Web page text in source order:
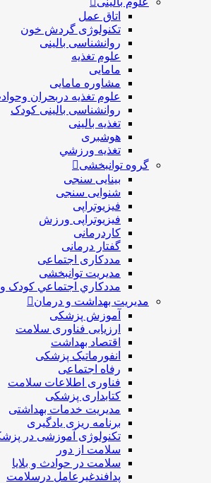
اتاق عمل
تکنولوژی گردش خون
روانشناسی بالینی
علوم تغذیه
مامایی
مشاوره مامایی
علوم تغذیه دربحران
روانشناسی بالینی کودک
تغذیه بالینی
هوشبری
تغذيه ورزشي
گروه توانبخشی
بینایی سنجی
شنوایی سنجی
فیزیوتراپی
فیزیوتراپی ورزش
کاردرمانی
گفتار درمانی
مددکاری اجتماعی
مديريت توانبخشی
مددکاري اجتماعي کودک و
مدیریت بهداشت و درمان
آموزش پزشکی
ارزیابی فناوری سلامت
اقتصاد بهداشت
انفورماتیک پزشکی
رفاه اجتماعی
فناوری اطلاعات سلامت
کتابداری پزشکی
مديريت خدمات بهداشتی
برنامه ریزی یادگیری
تکنولوژی آموزشی در
سلامت از دور
سلامت در حوادث و بلایا
پدافندغیرعامل درسلامت